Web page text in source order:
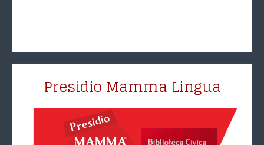
Presidio Mamma Lingua